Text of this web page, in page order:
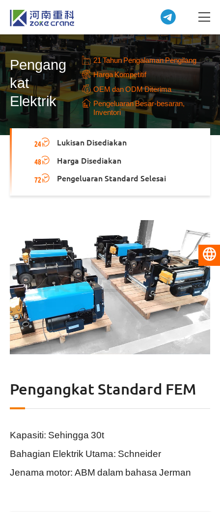
Pengang
kat
Elektrik
21 Tahun Pengalaman Pengilang
Harga Kompetitif
OEM dan ODM Diterima
Pengeluaran Besar-besaran,
Inventori
Lukisan Disediakan
Harga Disediakan
Pengeluaran Standard Selesai
Pengangkat Standard FEM
Kapasiti: Sehingga 30t
Bahagian Elektrik Utama: Schneider
Jenama motor: ABM dalam bahasa Jerman
Bahasa Melayu